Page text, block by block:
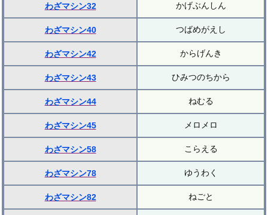
わざマシン32 かげぶんしん
わざマシン40 つばめがえし
わざマシン42 からげんき
わざマシン43 ひみつのちから
わざマシン44 ねむる
わざマシン45 メロメロ
わざマシン58 こらえる
わざマシン78 ゆうわく
わざマシン82 ねごと